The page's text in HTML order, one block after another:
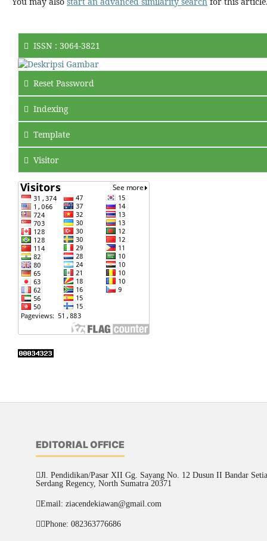
ISSN : 3064-3821
Reset Password
Indexing
Template
Visitor
EDITORIAL OFFICE
Jl. Pendidikan/Pasar XII Gg. Sayang No. 12 Dusun II Bandar
Serdang Regency, North Sumatra 20371
Email: ziacendekiawan@gmail.com
Phone: 082363776686